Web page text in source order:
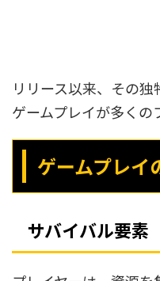
リリース以来、その独
ゲームプレイが多くの
ゲームプレイ
サバイバル要素